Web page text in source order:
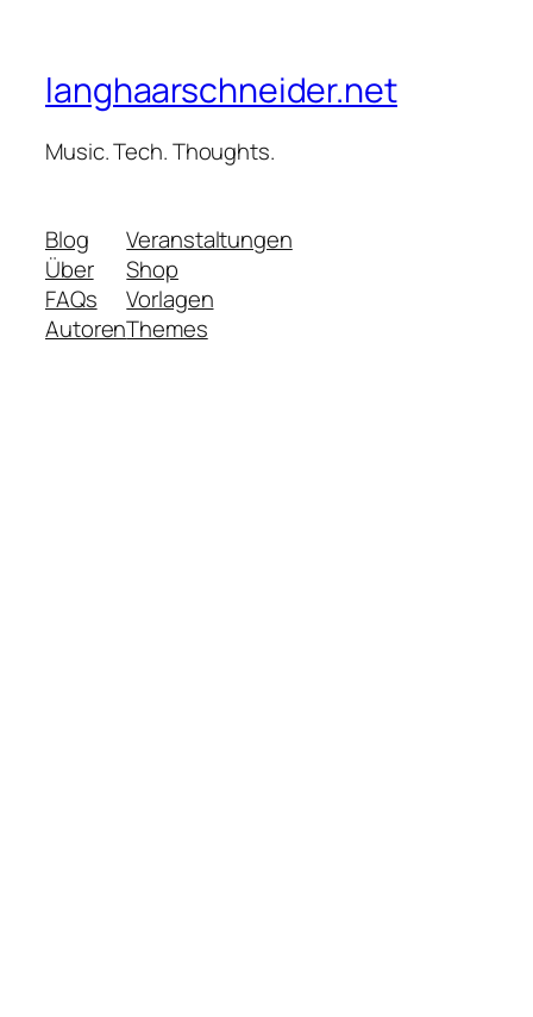
langhaarschneider.net
Music. Tech. Thoughts.
Blog
Über
FAQs
Autoren
Veranstaltungen
Shop
Vorlagen
Themes